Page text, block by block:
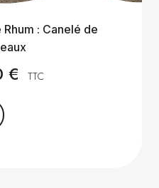
: Canelé de
€ TTC